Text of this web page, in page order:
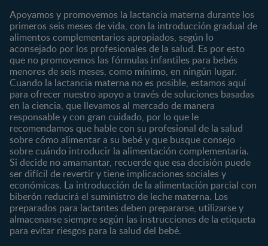
¿Quiénes somos?
Marcas y productos
Nuestros Productos
Nuestras Marcas
Embarazo
Posparto
0 a 4 meses
4 a 6 meses
6 a 8 meses
8 a 12 meses
12 a 24 meses
Desde 2 años
Preescolar
Escolar
Nutrición
Salud
Maternidad
Paternidad
Vida en familia
Marcas
CERELAC®
GERBER®
KLIM®
NAN® 3
Productos
Cereales Infantiles
Compotas y galletas
Fórmulas Infantiles
Vitaminas y Suplementos
Apoyamos y promovemos la lactancia materna durante los
primeros seis meses de vida, con la introducción gradual de
alimentos complementarios apropiados, según lo
aconsejado por los profesionales de la salud. Es por esto
que no promovemos las fórmulas infantiles para bebés
menores de seis meses, como mínimo, en ningún lugar.
Cuando la lactancia materna no es posible, estamos aquí
para ofrecer nuestro apoyo a través de soluciones basadas
en la ciencia, que llevamos al mercado de manera
responsable y con gran cuidado, por lo que le
recomendamos que hable con su profesional de la salud
sobre cómo alimentar a su bebé y que busque consejo
sobre cuándo introducir la alimentación complementaria.
Si decide no amamantar, recuerde que esa decisión puede
ser difícil de revertir y tiene implicaciones sociales y
económicas. La introducción de la alimentación parcial con
biberón reducirá el suministro de leche materna. Los
preparados para lactantes deben prepararse, utilizarse y
almacenarse siempre según las instrucciones de la etiqueta
para evitar riesgos para la salud del bebé.